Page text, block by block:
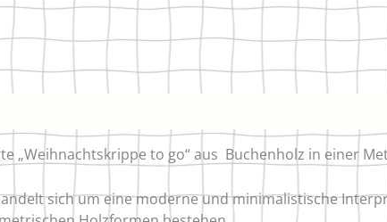
„Weihnachtskrippe to go“ aus Buchenholz in einer
sich um eine moderne und minimalistische